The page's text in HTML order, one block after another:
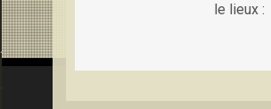
Ferme de la Pihaudaie (pains et gâteaux)
et vache)
le lieux :